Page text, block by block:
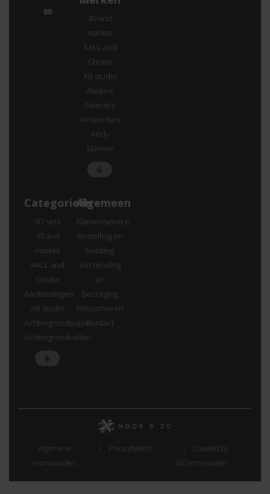
00
49 and
market
AALL and
Create
AB studio
Aladine
Aleene’s
Amsterdam
Andy
Skinner
Categorieën
3D sets
49 and
market
AALL and
Create
Aanbiedingen
AB studio
Achtergrondpapier
Achtergrondvellen
Algemeen
Klantenservice
Bestelling en
betaling
Verzending
en
bezorging
Retourneren
Contact
Algemene
voorwaarden.
Privacybeleid
Created by
IkCommuniceer